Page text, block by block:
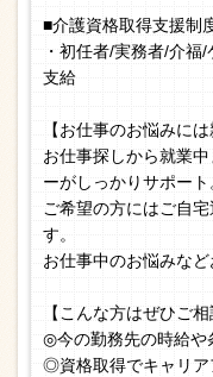
■介護資格取得支援制
・初任者/実務者/介
支給
【お仕事のお悩みに
お仕事探しから就業
ーがしっかりサポート
ご希望の方にはご自
す。
お仕事中のお悩みなど
【こんな方はぜひご相
◎今の勤務先の時給や
◎資格取得でキャリア